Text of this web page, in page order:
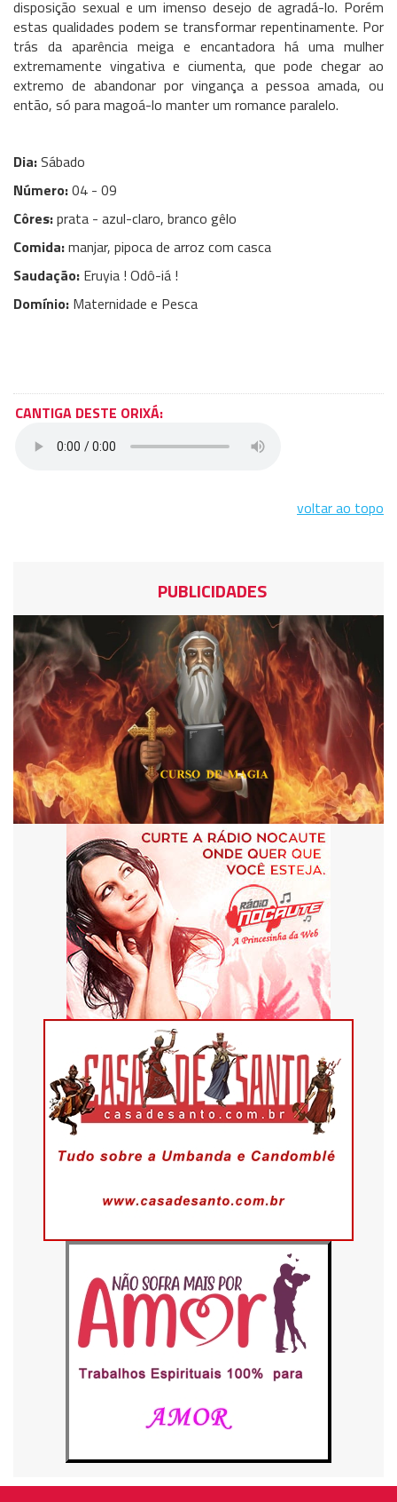
disposição sexual e um imenso desejo de agradá-lo. Porém
estas qualidades podem se transformar repentinamente. Por
trás da aparência meiga e encantadora há uma mulher
extremamente vingativa e ciumenta, que pode chegar ao
extremo de abandonar por vingança a pessoa amada, ou
então, só para magoá-lo manter um romance paralelo.
Dia:Sábado
Número:04 - 09
Côres:prata - azul-claro, branco gêlo
Comida:manjar, pipoca de arroz com casca
Saudação: Eruyia ! Odô-iá !
Domínio: Maternidade e Pesca
CANTIGA DESTE ORIXÁ:
voltar ao topo
PUBLICIDADES